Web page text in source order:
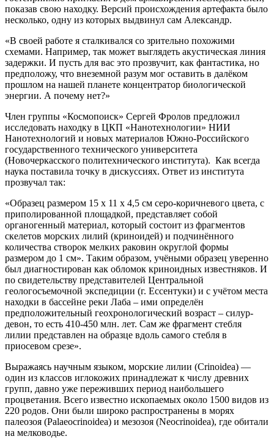
показав свою находку. Версий происхождения артефакта было
несколько, одну из которых выдвинул сам Александр.
«В своей работе я сталкивался со зрительно похожими
схемами. Например, так может выглядеть акустическая линия
задержки. И пусть для вас это прозвучит, как фантастика, но
предположу, что внеземной разум мог оставить в далёком
прошлом на нашей планете концентратор биологической
энергии. А почему нет?»
Член группы «Космопоиск» Сергей Фролов предложил
исследовать находку в ЦКП «Нанотехнологии» НИИ
Нанотехнологий и новых материалов Южно-Российского
государственного технического университета
(Новочеркасского политехнического института). Как всегда
наука поставила точку в дискуссиях. Ответ из института
прозвучал так:
«Образец размером 15 х 11 х 4,5 см серо-коричневого цвета, с
приполированной площадкой, представляет собой
органогенный материал, который состоит из фрагментов
скелетов морских лилий (криноидей) и подчинённого
количества створок мелких раковин округлой формы
размером до 1 см». Таким образом, учёными образец уверенно
был диагностирован как обломок криноидных известняков. И
по свидетельству представителей Центральной
геологосъемочной экспедиции (г. Ессентуки) и с учётом места
находки в бассейне реки Лаба – ими определён
предположительный геохронологический возраст – силур-
девон, то есть 410-450 млн. лет. Сам же фрагмент стебля
лилии представлен на образце вдоль самого стебля в
приосевом срезе».
Выражаясь научным языком, морские лилии (Crinoidea) —
один из классов иглокожих принадлежат к числу древних
групп, давно уже переживших период наибольшего
процветания. Всего известно ископаемых около 1500 видов из
220 родов. Они были широко распространены в морях
палеозоя (Palaeocrinoidea) и мезозоя (Neocrinoidea), где обитали
на мелководье.